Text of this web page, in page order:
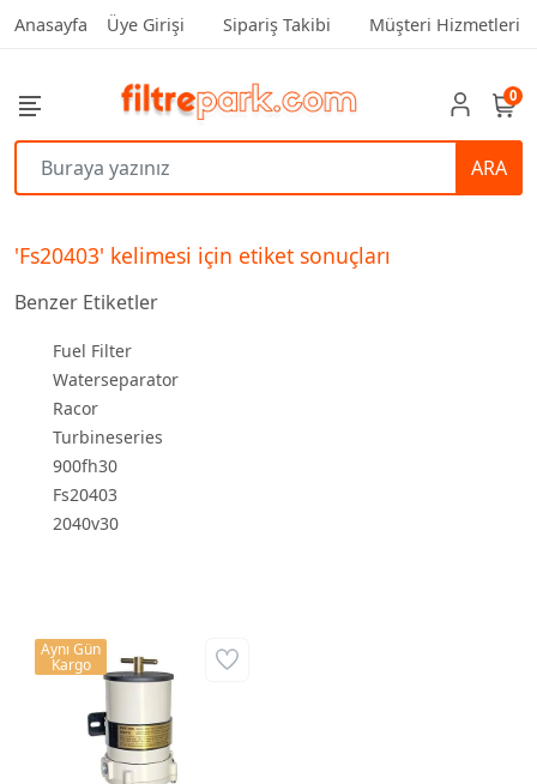
Anasayfa Üye Girişi Sipariş Takibi Müşteri Hizmetleri
ARA
0
'Fs20403' kelimesi için etiket sonuçları
Benzer Etiketler
Fuel Filter
Waterseparator
Racor
Turbineseries
900fh30
Fs20403
2040v30
Aynı Gün
Kargo